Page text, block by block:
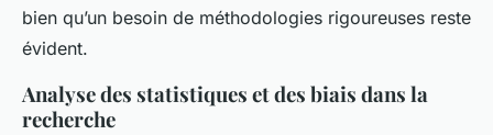
bien qu’un besoin de méthodologies rigoureuses reste
évident.
Analyse des statistiques et des biais dans la
recherche